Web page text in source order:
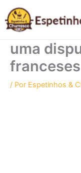
para
conteúdo
uma
franceses |
/ Por Espetinhos &